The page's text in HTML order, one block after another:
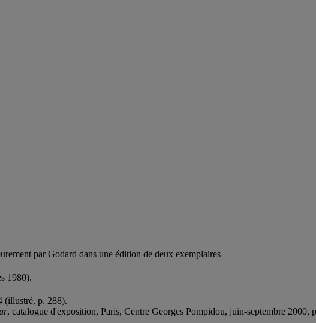
par Godard dans une édition de deux exemplaires
1980).
(illustré, p. 288).
, catalogue d'exposition, Paris, Centre Georges Pompidou, juin-septembre 2000,